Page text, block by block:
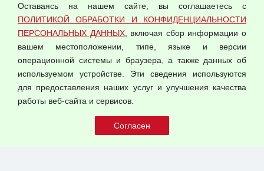
© 2026 ООО "Феникс"
Согласием на обработку персональных данных
Оферта оптовой купли-продажи
Публичная оферта
Оставаясь на нашем сайте, вы соглашаетесь с
ПОЛИТИКОЙ ОБРАБОТКИ И КОНФИДЕНЦИАЛЬНОСТИ
ПЕРСОНАЛЬНЫХ ДАННЫХ, включая сбор информации о
вашем местоположении, типе, языке и версии
операционной системы и браузера, а также данных об
используемом устройстве. Эти сведения используются
для предоставления наших услуг и улучшения качества
работы веб-сайта и сервисов.